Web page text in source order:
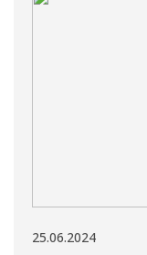
25.06.2024